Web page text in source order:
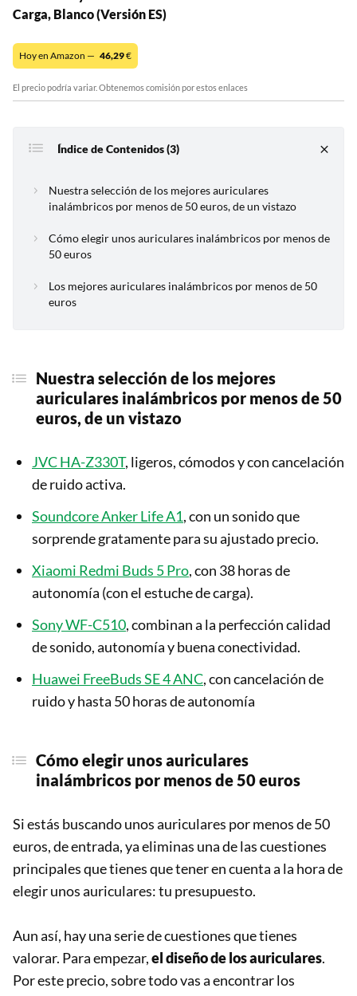
Carga, Blanco (Versión ES)
Hoy en Amazon — 46,29€
El precio podría variar. Obtenemos comisión por estos enlaces
Índice de Contenidos (3)
Nuestra selección de los mejores auriculares
inalámbricos por menos de 50 euros, de un vistazo
Cómo elegir unos auriculares inalámbricos por menos de
50 euros
Los mejores auriculares inalámbricos por menos de 50
euros
Nuestra selección de los mejores
auriculares inalámbricos por menos de 50
euros, de un vistazo
JVC HA-Z330T, ligeros, cómodos y con cancelación
de ruido activa.
Soundcore Anker Life A1, con un sonido que
sorprende gratamente para su ajustado precio.
Xiaomi Redmi Buds 5 Pro, con 38 horas de
autonomía (con el estuche de carga).
Sony WF-C510, combinan a la perfección calidad
de sonido, autonomía y buena conectividad.
Huawei FreeBuds SE 4 ANC, con cancelación de
ruido y hasta 50 horas de autonomía
Cómo elegir unosauriculares
inalámbricos por menos de 50 euros
Si estás buscando unos auriculares por menos de 50
euros, de entrada, ya eliminas una de las cuestiones
principales que tienes que tener en cuenta a la hora de
elegir unos auriculares: tu presupuesto.
Aun así, hay una serie de cuestiones que tienes
valorar. Para empezar,el diseño de los auriculares.
Por este precio, sobre todo vas a encontrar los